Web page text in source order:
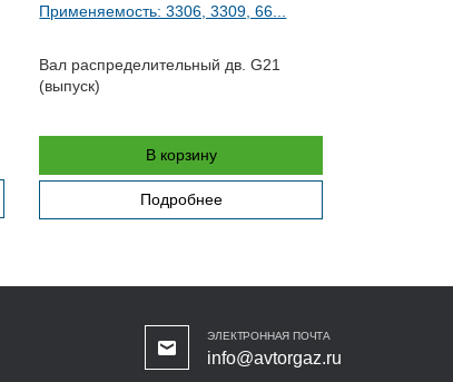
Применяемость: 3306, 3309, 66...
Вал распределительный дв. G21
(выпуск)
В корзину
Подробнее
ЭЛЕКТРОННАЯ ПОЧТА
info@avtorgaz.ru